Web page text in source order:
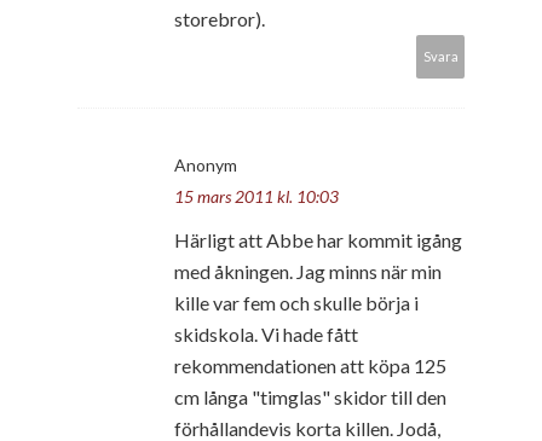
storebror).
Svara
Anonym
15 mars 2011 kl. 10:03
Härligt att Abbe har kommit igång
med åkningen. Jag minns när min
kille var fem och skulle börja i
skidskola. Vi hade fått
rekommendationen att köpa 125
cm långa "timglas" skidor till den
förhållandevis korta killen. Jodå,